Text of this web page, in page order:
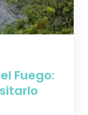
Fuego: